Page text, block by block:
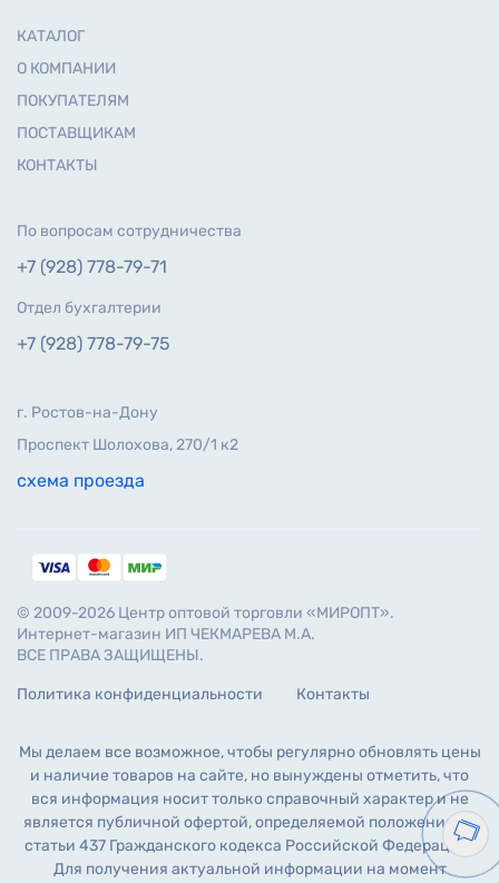
КАТАЛОГ
О КОМПАНИИ
ПОКУПАТЕЛЯМ
ПОСТАВЩИКАМ
КОНТАКТЫ
По вопросам сотрудничества
+7 (928) 778-79-71
Отдел бухгалтерии
+7 (928) 778-79-75
г. Ростов-на-Дону
Проспект Шолохова, 270/1 к2
схема проезда
© 2009-2026 Центр оптовой торговли «МИРОПТ».
Интернет-магазин ИП ЧЕКМАРЕВА М.А.
ВСЕ ПРАВА ЗАЩИЩЕНЫ.
Политика конфиденциальности Контакты
Мы делаем все возможное, чтобы регулярно обновлять цены
и наличие товаров на сайте, но вынуждены отметить, что
вся информация носит только справочный характер и не
является публичной офертой, определяемой положениями
статьи 437 Гражданского кодекса Российской Федерации.
Для получения актуальной информации на момент